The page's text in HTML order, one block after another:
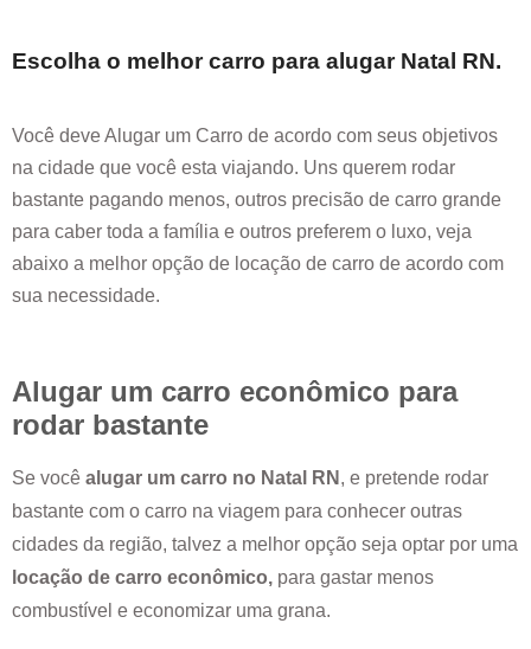
Escolha o melhor carro para alugar Natal RN.
Você deve Alugar um Carro de acordo com seus objetivos
na cidade que você esta viajando. Uns querem rodar
bastante pagando menos, outros precisão de carro grande
para caber toda a família e outros preferem o luxo, veja
abaixo a melhor opção de locação de carro de acordo com
sua necessidade.
Alugar um carro econômico para
rodar bastante
Se você alugar um carro no Natal RN , e pretende rodar
bastante com o carro na viagem para conhecer outras
cidades da região, talvez a melhor opção seja optar por uma
locação de carro econômico, para gastar menos
combustível e economizar uma grana.